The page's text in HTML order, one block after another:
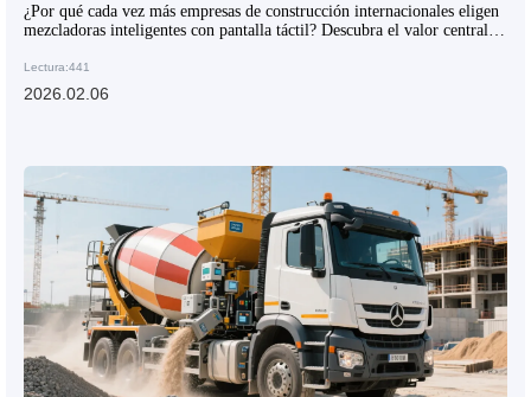
¿Por qué cada vez más empresas de construcción internacionales eligen
mezcladoras inteligentes con pantalla táctil? Descubra el valor central
Lectura:441
2026.02.06